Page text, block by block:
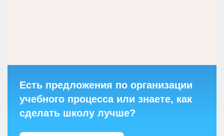
Есть предложения по организации
учебного процесса или знаете, как
сделать школу лучше?